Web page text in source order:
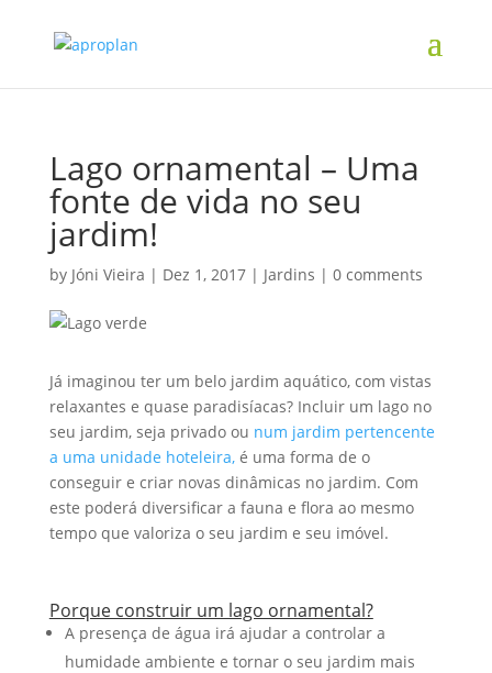
Lago ornamental – Uma
fonte de vida no seu
jardim!
by Jóni Vieira | Dez 1, 2017| Jardins | 0 comments
Já imaginou ter um belo jardim aquático, com vistas
relaxantes e quase paradisíacas? Incluir um lago no
seu jardim, seja privado ou num jardim pertencente
a uma unidade hoteleira,é uma forma de o
conseguir e criar novas dinâmicas no jardim. Com
este poderá diversificar a fauna e flora ao mesmo
tempo que valoriza o seu jardim e seu imóvel.
Porque construir um lago ornamental?
A presença de água irá ajudar a controlar a
humidade ambiente e tornar o seu jardim mais